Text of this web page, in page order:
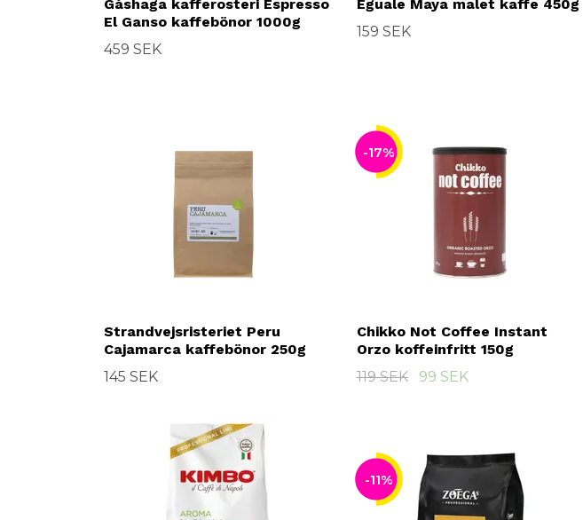
Gåshaga kafferosteri Espresso
El Ganso kaffebönor 1000g
459 SEK
Eguale Maya malet kaffe 450g
159 SEK
Strandvejsristeriet Peru
Cajamarca kaffebönor 250g
145 SEK
-17%
Chikko Not Coffee Instant
Orzo koffeinfritt 150g
119 SEK
99 SEK
-11%